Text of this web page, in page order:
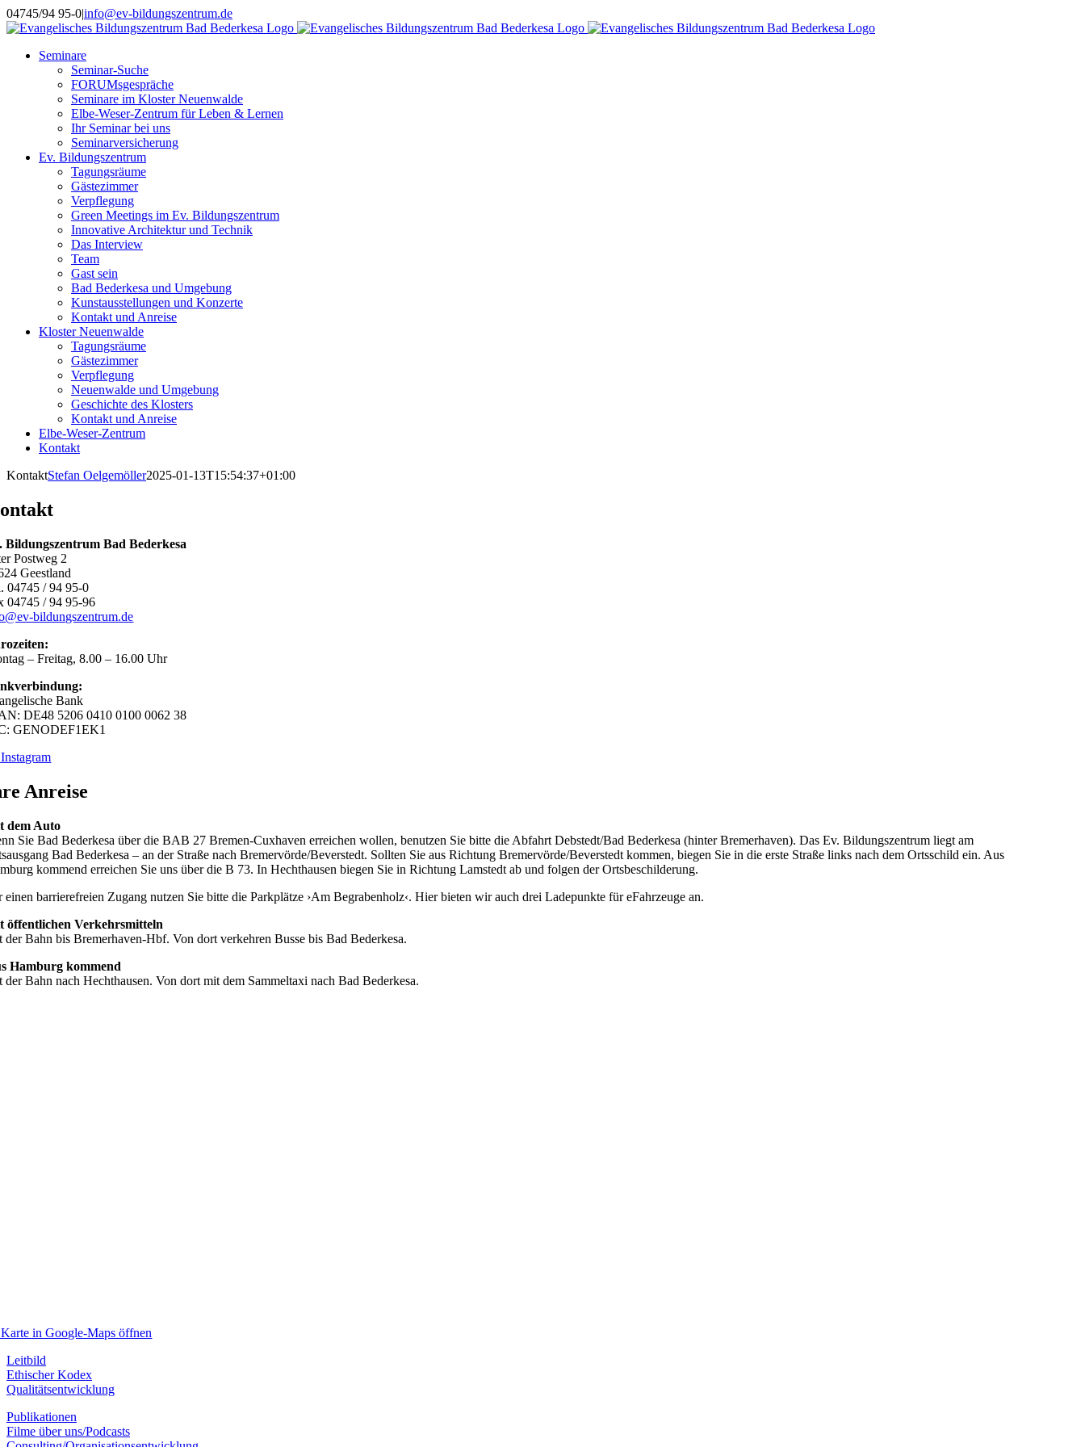
Skip
to
Instagram
04745/94 95-0|info@ev-bildungszentrum.de
Seminare
Seminar-Suche
FORUMsgespräche
Seminare im Kloster Neuenwalde
Elbe-Weser-Zentrum für Leben & Lernen
Ihr Seminar bei uns
Seminarversicherung
Ev. Bildungszentrum
Tagungsräume
Gästezimmer
Verpflegung
Green Meetings im Ev. Bildungszentrum
Innovative Architektur und Technik
Das Interview
Team
Gast sein
Bad Bederkesa und Umgebung
Kunstausstellungen und Konzerte
Kontakt und Anreise
Kloster Neuenwalde
Tagungsräume
Gästezimmer
Verpflegung
Neuenwalde und Umgebung
Geschichte des Klosters
Kontakt und Anreise
Elbe-Weser-Zentrum
Kontakt
KontaktStefan Oelgemöller2025-01-13T15:54:37+01:00
Bildungszentrum Bad Bederkesa
Postweg 2
Geestland
04745 / 94 95-0
04745 / 94 95-96
bildungszentrum.de
– Freitag, 8.00 – 16.00 Uhr
Bank
DE48 5206 0410 0100 0062 38
GENODEF1EK1
Anreise
dem Auto
Sie Bad Bederkesa über die BAB 27 Bremen-Cuxhaven erreichen wollen, benutzen Sie bitte die Abfahrt Debstedt/Bad Bederkesa (hinter Bremerhaven). Das Ev. Bildungszentrum liegt am
Bad Bederkesa – an der Straße nach Bremervörde/Bever­stedt. Sollten Sie aus Richtung Bremervörde/Beverstedt kommen, biegen Sie in die erste Straße links nach dem Ortsschild ein. Aus
kommend erreichen Sie uns über die B 73. In Hechthausen biegen Sie in Richtung Lamstedt ab und folgen der Ortsbeschilderung.
einen barrierefreien Zugang nutzen Sie bitte die Parkplätze ›Am Begrabenholz‹. Hier bieten wir auch drei Ladepunkte für eFahrzeuge an.
öffentlichen Verkehrsmitteln
der Bahn bis Bremerhaven-Hbf. Von dort verkehren Busse bis Bad Bederkesa.
Hamburg kommend
der Bahn nach Hechthausen. Von dort mit dem Sammeltaxi nach Bad Bederkesa.
in Google-Maps öffnen
Leitbild
Ethischer Kodex
Qualitätsentwicklung
Publikationen
Filme über uns/Podcasts